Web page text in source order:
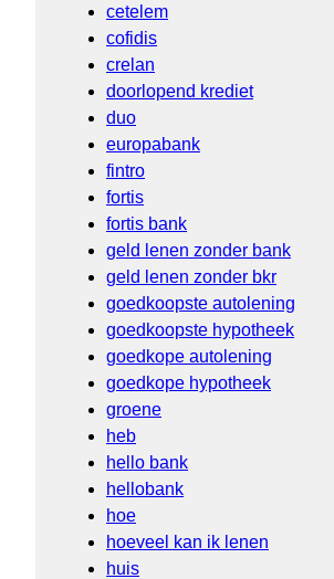
cetelem
cofidis
crelan
doorlopend krediet
duo
europabank
fintro
fortis
fortis bank
geld lenen zonder bank
geld lenen zonder bkr
goedkoopste autolening
goedkoopste hypotheek
goedkope autolening
goedkope hypotheek
groene
heb
hello bank
hellobank
hoe
hoeveel kan ik lenen
huis